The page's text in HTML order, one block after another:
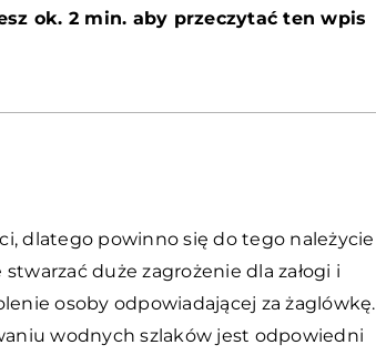
ok. 2 min. aby przeczytać ten wpis
dlatego powinno się do tego należycie
duże zagrożenie dla załogi i
osoby odpowiadającej za żaglówkę.
wodnych szlaków jest odpowiedni